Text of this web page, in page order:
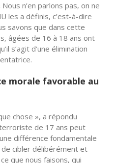
n’en parlons pas, on ne
les a définis, c’est-à-dire
savons que dans cette
âgées de 16 à 18 ans ont
s’agit d’une élimination
morale favorable au
chose », a répondu
de 17 ans peut
différence fondamentale
cibler délibérément et
que nous faisons, qui